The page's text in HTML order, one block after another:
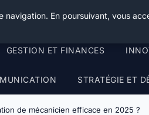
GESTION ET FINANCES
STRATÉGIE ET
de mécanicien efficace en 2025 ?
navigation. En poursuivant, vous